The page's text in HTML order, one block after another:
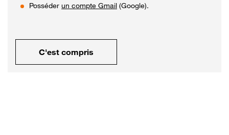
Posséder un compte Gmail (Google).
C'est compris